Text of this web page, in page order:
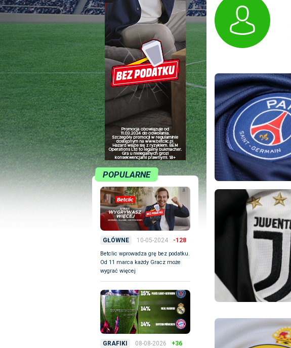
POPULARNE
GŁÓWNE 10-05-2024 -128
Betclic wprowadza grę bez podatku.
Od 11 marca każdy Gracz może
wygrać więcej
GRAFIKI 08-08-2026 +36